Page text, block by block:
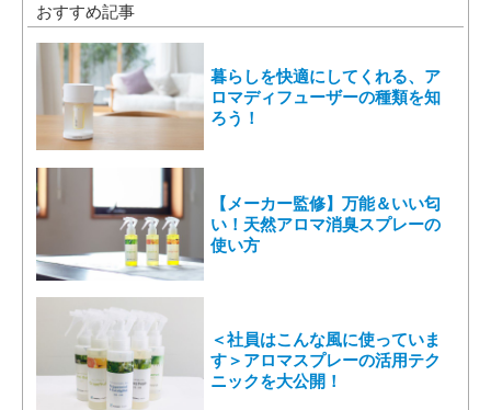
おすすめ記事
暮らしを快適にしてくれる、ア
ロマディフューザーの種類を知
ろう！
【メーカー監修】万能＆いい匂
い！天然アロマ消臭スプレーの
使い方
＜社員はこんな風に使っていま
す＞アロマスプレーの活用テク
ニックを大公開！